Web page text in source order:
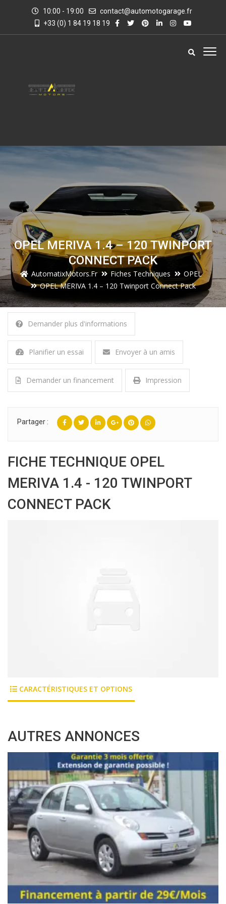
10:00 - 19:00
contact@automotogarage.fr
+33 (0) 1 84 19 18 19
OPEL MERIVA 1.4 – 120 TWINPORT
CONNECT PACK
AutomatixMotors.fr Fiches Techniques
OPEL
OPEL MERIVA 1.4 – 120 Twinport Connect Pack
Demander plus d'informations
Planifier un essai Envoyer à un amis
Demander un financement Impression
Partager :
FICHE TECHNIQUE OPEL
MERIVA 1.4 - 120 TWINPORT
CONNECT PACK
CARACTÉRISTIQUES ET OPTIONS
AUTRES ANNONCES